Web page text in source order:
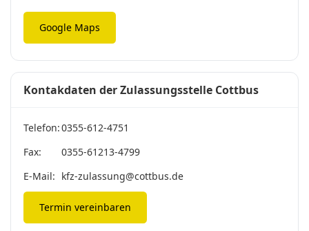
Google Maps
Kontakdaten der Zulassungsstelle Cottbus
Telefon:0355-612-4751
Fax:
0355-61213-4799
E-Mail: kfz-zulassung@cottbus.de
Termin vereinbaren